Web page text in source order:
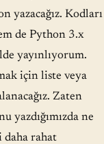
yazacağız. Kodları
de Python 3.x
yayınlıyorum.
için liste veya
Zaten
yazdığımızda ne
daha rahat